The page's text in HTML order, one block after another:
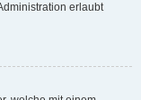
erlaubt